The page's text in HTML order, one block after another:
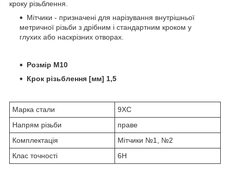
кроку різьблення.
Мітчики - призначені для нарізування внутрішньої
метричної різьби з дрібним і стандартним кроком у
глухих або наскрізних отворах.
Розмір M10
Крок різьблення [мм] 1,5
Марка стали
9ХС
Напрям різьби
праве
Комплектація
Мітчики №1, №2
Клас точності
6H